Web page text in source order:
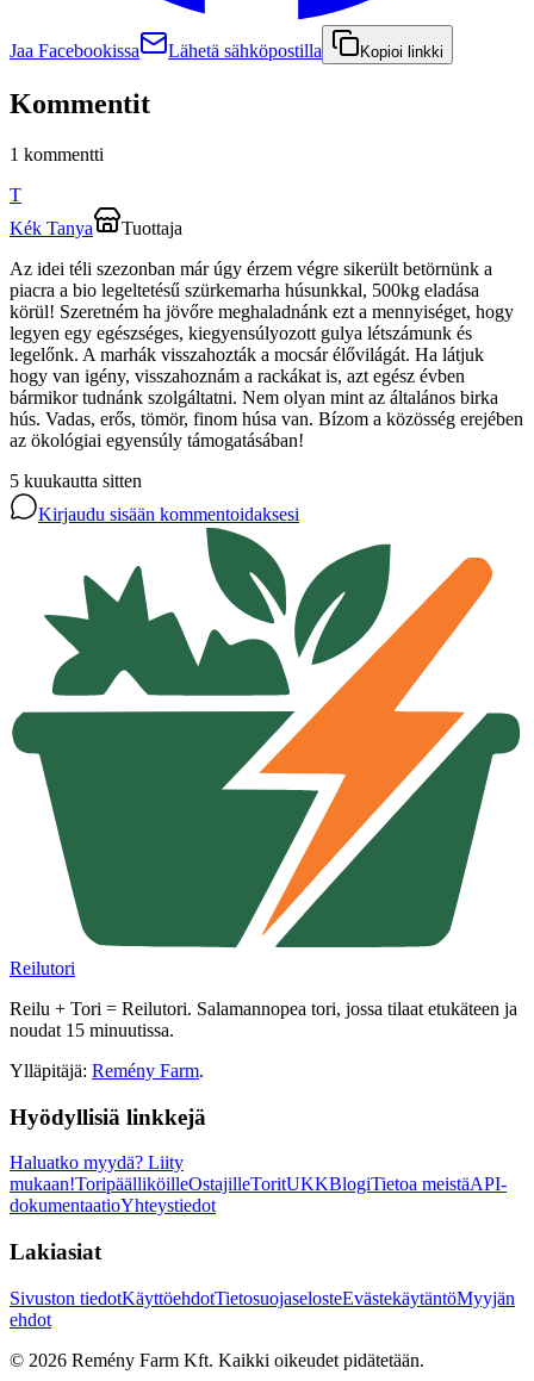
Jaa Facebookissa Lähetä sähköpostilla Kopioi linkki
Kommentit
1 kommentti
T
Kék Tanya
Tuottaja
Az idei téli szezonban már úgy érzem végre sikerült betörnünk a
piacra a bio legeltetésű szürkemarha húsunkkal, 500kg eladása
körül! Szeretném ha jövőre meghaladnánk ezt a mennyiséget, hogy
legyen egy egészséges, kiegyensúlyozott gulya létszámunk és
legelőnk. A marhák visszahozták a mocsár élővilágát. Ha látjuk
hogy van igény, visszahoznám a rackákat is, azt egész évben
bármikor tudnánk szolgáltatni. Nem olyan mint az általános birka
hús. Vadas, erős, tömör, finom húsa van. Bízom a közösség erejében
az ökológiai egyensúly támogatásában!
5 kuukautta sitten
Kirjaudu sisään kommentoidaksesi
Reilutori
Reilu + Tori = Reilutori. Salamannopea tori, jossa tilaat etukäteen ja
noudat 15 minuutissa.
Ylläpitäjä: Remény Farm.
Hyödyllisiä linkkejä
Haluatko myydä? Liity
mukaan!ToripäälliköilleOstajilleToritUKKBlogiTietoa meistäAPI-
dokumentaatioYhteystiedot
Lakiasiat
Sivuston tiedotKäyttöehdotTietosuojaselosteEvästekäytäntöMyyjän
ehdot
© 2026 Remény Farm Kft. Kaikki oikeudet pidätetään.